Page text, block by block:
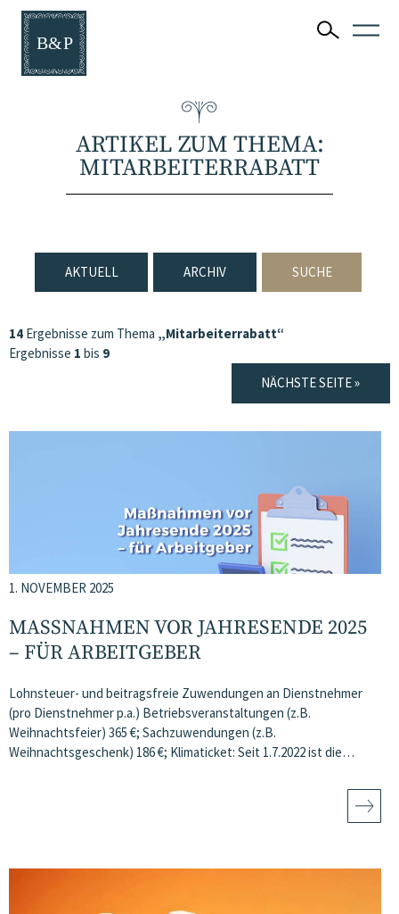
ARTIKEL ZUM THEMA:
MITARBEITERRABATT
AKTUELL ARCHIV SUCHE
14 Ergebnisse zum Thema „Mitarbeiterrabatt“
Ergebnisse 1 bis 9
NÄCHSTE SEITE »
1. NOVEMBER 2025
MASSNAHMEN VOR JAHRESENDE 2025 –
FÜR ARBEITGEBER
Lohnsteuer- und beitragsfreie Zuwendungen an Dienstnehmer
(pro Dienstnehmer p.a.) Betriebsveranstaltungen (z.B.
Weihnachtsfeier) 365 €; Sachzuwendungen (z.B.
Weihnachtsgeschenk) 186 €; Klimaticket: Seit 1.7.2022 ist die…